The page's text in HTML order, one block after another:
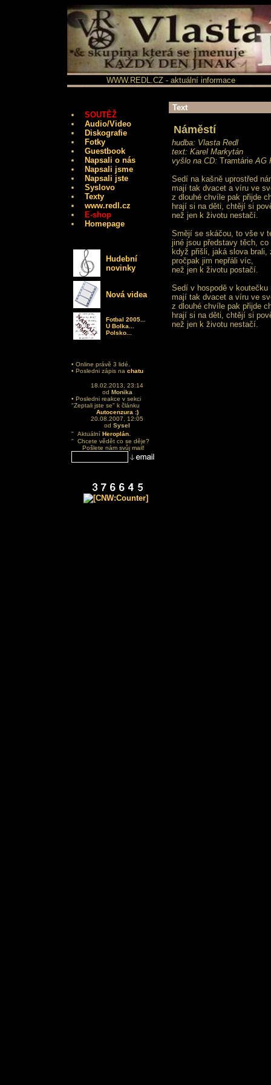
WWW.REDL.CZ - aktuální informace
SOUTĚŽ
Audio/Video
Diskografie
Fotky
Guestbook
Napsali o nás
Napsali jsme
Napsali jste
Syslovo
Texty
www.redl.cz
E-shop
Homepage
Hudební
novinky
Nová videa
Fotbal 2005...
U Bolka...
Polsko...
• Online právě 3 lidé.
• Posledni zápis na chatu
18.02.2013, 23:14
od Monika
• Posledni reakce v sekci
"Zeptali jste se" k článku
Autocenzura :)
20.08.2007, 12:05
od Sysel
" Aktuální Heroplán.
" Chcete vědět co se děje?
Pošlete nám svůj mail!
Text
Náměstí
hudba: Vlasta Redl
text: Karel Markytán
vyšlo na CD: TramtárieAG
Sedí na kašně uprostřed
mají tak dvacet a víru ve
z dlouhé chvíle pak přijde
hrají si na děti, chtějí si
než jen k životu nestačí.
Smějí se skáčou, to vše v
jiné jsou představy těch, co
když přišli, jaká slova brali,
pročpak jim nepřáli víc,
než jen k životu postačí.
Sedí v hospodě v koutečku
mají tak dvacet a víru ve
z dlouhé chvíle pak přijde
hrají si na děti, chtějí si
než jen k životu nestačí.